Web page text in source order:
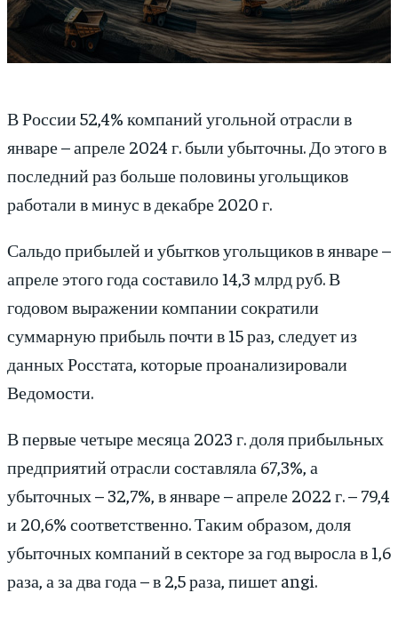
В России 52,4% компаний угольной отрасли в
январе – апреле 2024 г. были убыточны. До этого в
последний раз больше половины угольщиков
работали в минус в декабре 2020 г.
Сальдо прибылей и убытков угольщиков в январе –
апреле этого года составило 14,3 млрд руб. В
годовом выражении компании сократили
суммарную прибыль почти в 15 раз, следует из
данных Росстата, которые проанализировали
Ведомости.
В первые четыре месяца 2023 г. доля прибыльных
предприятий отрасли составляла 67,3%, а
убыточных – 32,7%, в январе – апреле 2022 г. – 79,4
и 20,6% соответственно. Таким образом, доля
убыточных компаний в секторе за год выросла в 1,6
раза, а за два года – в 2,5 раза, пишет angi.